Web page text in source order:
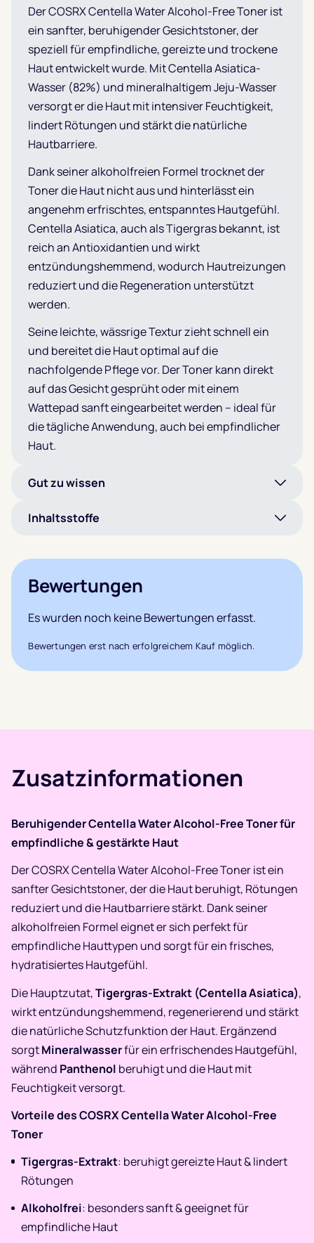
Der COSRX Centella Water Alcohol-Free Toner ist
ein sanfter, beruhigender Gesichtstoner, der
speziell für empfindliche, gereizte und trockene
Haut entwickelt wurde. Mit Centella Asiatica-
Wasser (82%) und mineralhaltigem Jeju-Wasser
versorgt er die Haut mit intensiver Feuchtigkeit,
lindert Rötungen und stärkt die natürliche
Hautbarriere.
Dank seiner alkoholfreien Formel trocknet der
Toner die Haut nicht aus und hinterlässt ein
angenehm erfrischtes, entspanntes Hautgefühl.
Centella Asiatica, auch als Tigergras bekannt, ist
reich an Antioxidantien und wirkt
entzündungshemmend, wodurch Hautreizungen
reduziert und die Regeneration unterstützt
werden.
Seine leichte, wässrige Textur zieht schnell ein
und bereitet die Haut optimal auf die
nachfolgende Pflege vor. Der Toner kann direkt
auf das Gesicht gesprüht oder mit einem
Wattepad sanft eingearbeitet werden – ideal für
die tägliche Anwendung, auch bei empfindlicher
Haut.
Gut zu wissen
Inhaltsstoffe
Bewertungen
Es wurden noch keine Bewertungen erfasst.
Bewertungen erst nach erfolgreichem Kauf möglich.
Zusatzinformationen
Beruhigender Centella Water Alcohol-Free Toner für
empfindliche & gestärkte Haut
Der COSRX Centella Water Alcohol-Free Toner ist ein
sanfter Gesichtstoner, der die Haut beruhigt, Rötungen
reduziert und die Hautbarriere stärkt. Dank seiner
alkoholfreien Formel eignet er sich perfekt für
empfindliche Hauttypen und sorgt für ein frisches,
hydratisiertes Hautgefühl.
Die Hauptzutat,Tigergras-Extrakt (Centella Asiatica),
wirkt entzündungshemmend, regenerierend und stärkt
die natürliche Schutzfunktion der Haut. Ergänzend
sorgtMineralwasserfür ein erfrischendes Hautgefühl,
während Panthenol beruhigt und die Haut mit
Feuchtigkeit versorgt.
Vorteile des COSRX Centella Water Alcohol-Free
Toner
Tigergras-Extrakt: beruhigt gereizte Haut & lindert
Rötungen
Alkoholfrei: besonders sanft & geeignet für
empfindliche Haut